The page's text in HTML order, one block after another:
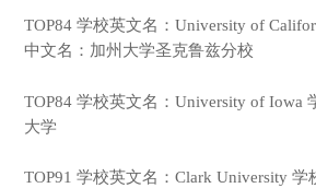
TOP84 学校英文名：University of
中文名：加州大学圣克鲁兹分校
TOP84 学校英文名：University of Iowa
大学
TOP91 学校英文名：Clark University